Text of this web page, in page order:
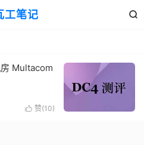
工笔记 
Multacom
 赞(10)